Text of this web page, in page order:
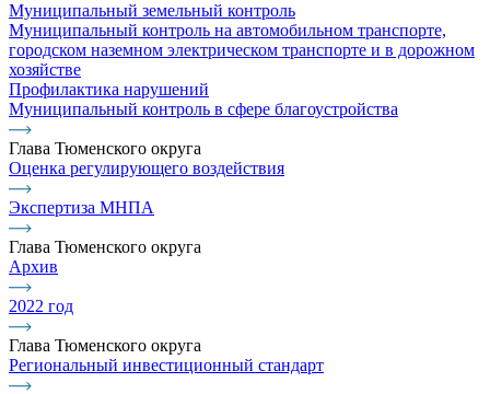
Муниципальный земельный контроль
Муниципальный контроль на автомобильном транспорте,
городском наземном электрическом транспорте и в дорожном
хозяйстве
Профилактика нарушений
Муниципальный контроль в сфере благоустройства
Глава Тюменского округа
Оценка регулирующего воздействия
Экспертиза МНПА
Глава Тюменского округа
Архив
2022 год
Глава Тюменского округа
Региональный инвестиционный стандарт